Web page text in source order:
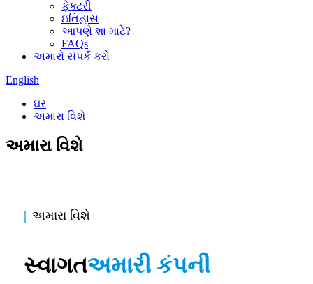
ફેક્ટરી
ઇતિહાસ
આપણે શા માટે?
FAQs
અમારો સંપર્ક કરો
English
ઘર
અમારા વિશે
અમારા વિશે
| અમારા વિશે
સ્વાગતઅમારી કંપની